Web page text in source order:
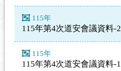
115年
115年第4次道安會議資料-2
115年
115年第4次道安會議資料-1